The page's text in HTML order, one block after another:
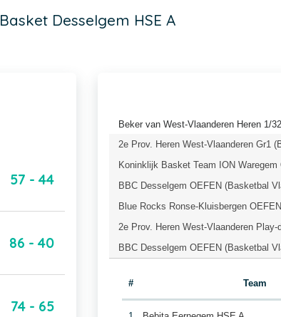
Basket Desselgem HSE A
57 - 44
86 - 40
74 - 65
Beker van West-Vlaanderen Heren 1/
2e Prov. Heren West-Vlaanderen Gr1
Koninklijk Basket Team ION
BBC Desselgem OEFEN (Basketbal
Blue Rocks Ronse-Kluisbergen
2e Prov. Heren West-Vlaanderen
BBC Desselgem OEFEN (Basketbal
# Team